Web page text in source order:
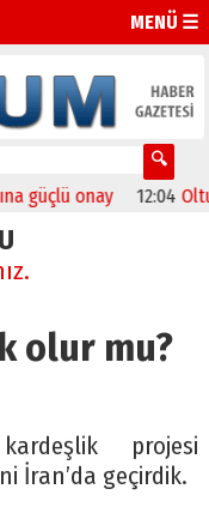
MENÜ ☰
onay 12:04 Oltu’da
olur mu?
projesi
İran’da geçirdik.